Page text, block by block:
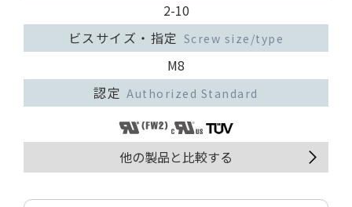
2-10
ビスサイズ・指定 Screw size/type
M8
認定 Authorized Standard
他の製品と比較する